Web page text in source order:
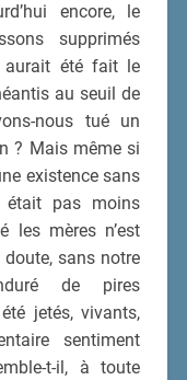
encore, le
supprimés
aurait été fait le
au seuil de
nous tué un
? Mais même si
existence sans
était pas moins
les mères n’est
sans notre
de pires
jetés, vivants,
sentiment
t-il, à toute